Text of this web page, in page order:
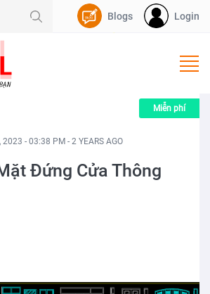
Login
Blogs
2023 - 03:38 PM - 2 YEARS AGO
Đứng Cửa Thông
Miễn phí